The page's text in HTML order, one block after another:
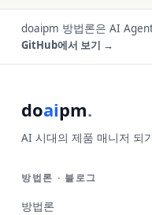
doaipm 방법론은 AI
GitHub에서 보기 →
doaipm.
AI 시대의 제품 매니저 되
방법론 · 블로그
방법론